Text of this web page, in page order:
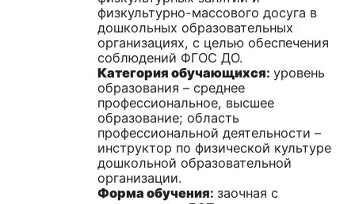
физкультурно-массового досуга в
дошкольных образовательных
организациях, с целью обеспечения
соблюдений ФГОС ДО.
Категория обучающихся: уровень
образования – среднее
профессиональное, высшее
образование; область
профессиональной деятельности –
инструктор по физической культуре
дошкольной образовательной
организации.
Форма обучения: заочная с